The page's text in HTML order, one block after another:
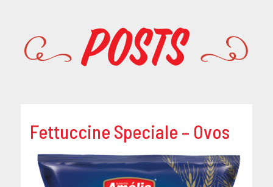
Posts
Fettuccine Speciale – Ovos